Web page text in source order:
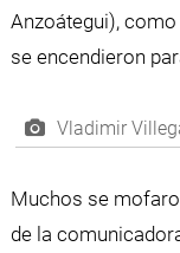
Anzoátegui), como
se encendieron
Vladimir
Muchos se
de la